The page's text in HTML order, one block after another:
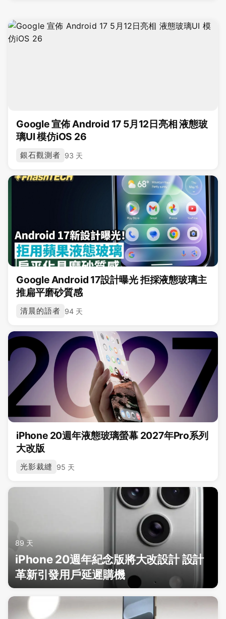
Google 宣佈 Android 17 5月12日亮相 液態玻
璃UI 模仿iOS 26
銀石觀測者 93 天
Google Android 17設計曝光 拒採液態玻璃主
推扁平磨砂質感
清晨的語者 94 天
iPhone 20週年液態玻璃螢幕 2027年Pro系列
大改版
光影裁縫 95 天
89 天
iPhone 20週年紀念版將大改設計 設計
革新引發用戶延遲購機